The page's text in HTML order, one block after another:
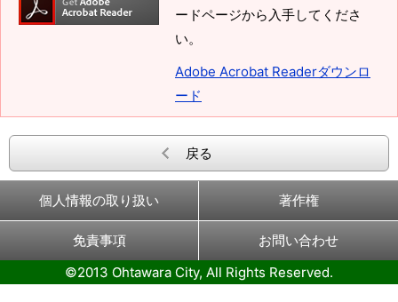
ードページから入手してくださ
い。
Adobe Acrobat Readerダウンロ
ード
戻る
個人情報の取り扱い 著作権
免責事項
お問い合わせ
©2013 Ohtawara City, All Rights Reserved.